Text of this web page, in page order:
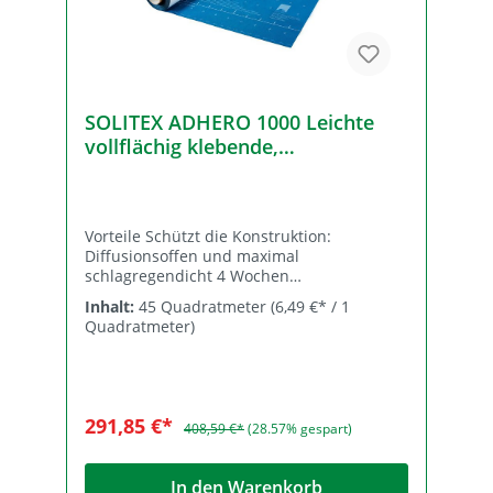
SOLITEX ADHERO 1000 Leichte
vollflächig klebende,
Vorteile Schützt die Konstruktion:
Diffusionsoffen und maximal
schlagregendicht 4 Wochen
Freibewitterung beim Bauzeitenschutz von
Decken Hält Bauteile trocken durch
porenfreie feuchteaktive
Dauerhafter Schutz durch höchste
Alterungs- und Hitzebeständigkeit der
bei geneigten Dächern und Wänden
Inhalt: 45 Quadratmeter (6,49 €* / 1
Quadratmeter)
291,85 €* 408,59 €*(28.57% gespart)
In den Warenkorb